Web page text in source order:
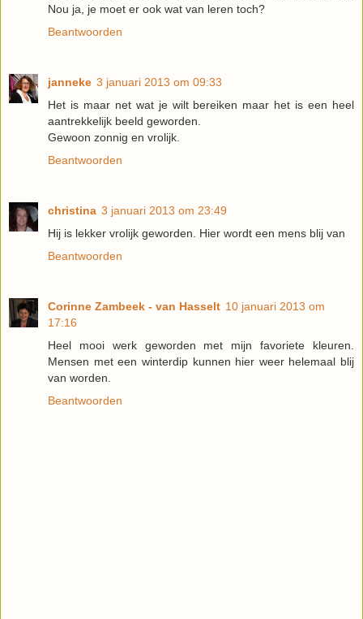
Nou ja, je moet er ook wat van leren toch?
Beantwoorden
janneke 3 januari 2013 om 09:33
Het is maar net wat je wilt bereiken maar het is een heel
aantrekkelijk beeld geworden.
Gewoon zonnig en vrolijk.
Beantwoorden
christina 3 januari 2013 om 23:49
Hij is lekker vrolijk geworden. Hier wordt een mens blij van
Beantwoorden
Corinne Zambeek - van Hasselt 10 januari 2013 om
17:16
Heel mooi werk geworden met mijn favoriete kleuren.
Mensen met een winterdip kunnen hier weer helemaal blij
van worden.
Beantwoorden